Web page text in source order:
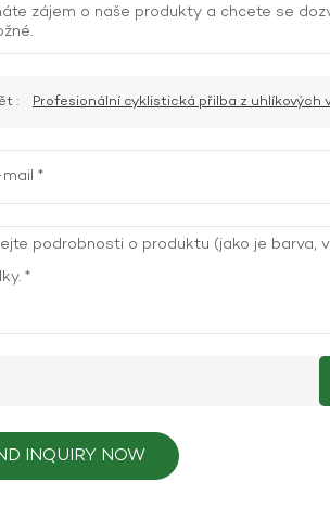
zájem o naše produkty a chcete se
: Profesionální cyklistická přilba z uhlíkových
INQUIRY NOW